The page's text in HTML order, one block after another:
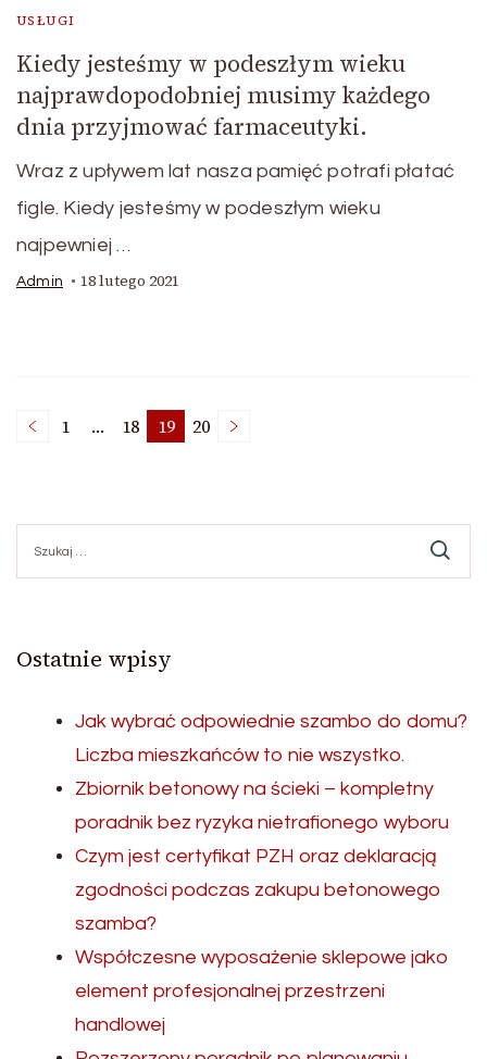
USŁUGI
Kiedy jesteśmy w podeszłym wieku
najprawdopodobniej musimy każdego
dnia przyjmować farmaceutyki.
Wraz z upływem lat nasza pamięć potrafi płatać
figle. Kiedy jesteśmy w podeszłym wieku
najpewniej …
Admin 18 lutego 2021
Stronicowanie
wpisów
Strona
1 … Strona
18 Strona
19 Strona
20
Ostatnie wpisy
Jak wybrać odpowiednie szambo do domu?
Liczba mieszkańców to nie wszystko.
Zbiornik betonowy na ścieki – kompletny
poradnik bez ryzyka nietrafionego wyboru
Czym jest certyfikat PZH oraz deklaracją
zgodności podczas zakupu betonowego
szamba?
Współczesne wyposażenie sklepowe jako
element profesjonalnej przestrzeni
handlowej